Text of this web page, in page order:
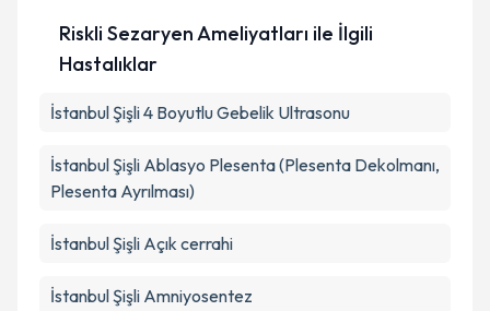
Riskli Sezaryen Ameliyatları ile İlgili
Hastalıklar
İstanbul Şişli 4 Boyutlu Gebelik Ultrasonu
İstanbul Şişli Ablasyo Plesenta (Plesenta Dekolmanı,
Plesenta Ayrılması)
İstanbul Şişli Açık cerrahi
İstanbul Şişli Amniyosentez